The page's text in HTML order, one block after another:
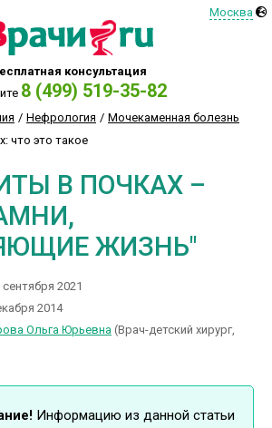
консультация
8 (499) 519-35-82
Москва
Нефрология
Мочекаменная болезнь
что это такое
В ПОЧКАХ –
ЖИЗНЬ"
2021
2014
Ольга Юрьевна (Врач-детский хирург,
Информацию из данной статьи